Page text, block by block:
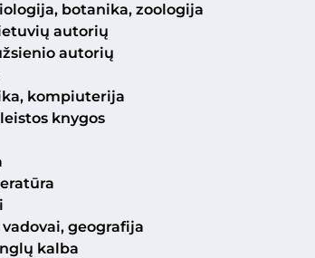
botanika, zoologija
autorių
autorių
kompiuterija
knygos
vadovai, geografija
kalba